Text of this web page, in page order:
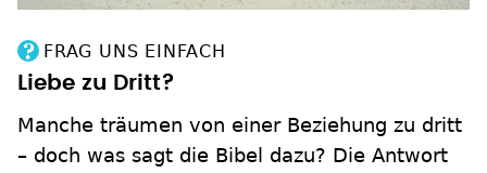
FRAG UNS EINFACH
Liebe zu Dritt?
Manche träumen von einer Beziehung zu dritt
– doch was sagt die Bibel dazu? Die Antwort